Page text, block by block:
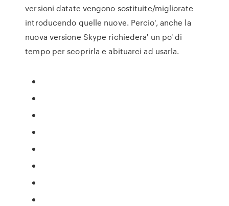
versioni datate vengono sostituite/migliorate
introducendo quelle nuove. Percio', anche la
nuova versione Skype richiedera' un po' di
tempo per scoprirla e abituarci ad usarla.